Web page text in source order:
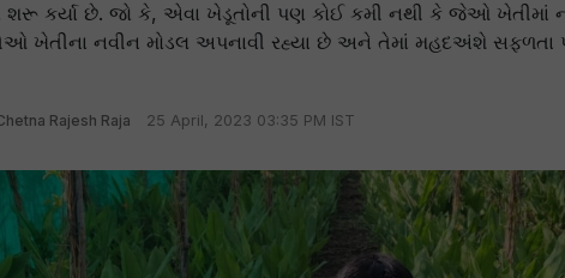
શરૂ કર્યા છે. જો કે, એવા ખેડૂતોની પણ કોઈ કમી નથી કે જેઓ ખેતીમાં
ખેતીના નવીન મોડલ અપનાવી રહ્યા છે અને તેમાં મહદઅંશે સફળતા
Rajesh Raja 25 April, 2023 03:35 PM IST